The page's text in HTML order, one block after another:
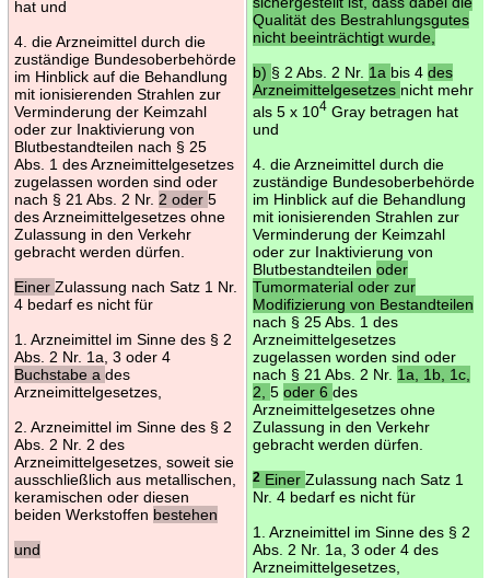
hat und
4. die Arzneimittel durch die
zuständige Bundesoberbehörde
im Hinblick auf die Behandlung
mit ionisierenden Strahlen zur
Verminderung der Keimzahl
oder zur Inaktivierung von
Blutbestandteilen nach § 25
Abs. 1 des Arzneimittelgesetzes
zugelassen worden sind oder
nach § 21 Abs. 2 Nr. 2 oder 5
des Arzneimittelgesetzes ohne
Zulassung in den Verkehr
gebracht werden dürfen.
Einer Zulassung nach Satz 1 Nr.
4 bedarf es nicht für
1. Arzneimittel im Sinne des § 2
Abs. 2 Nr. 1a, 3 oder 4
Buchstabe a des
Arzneimittelgesetzes,
2. Arzneimittel im Sinne des § 2
Abs. 2 Nr. 2 des
Arzneimittelgesetzes, soweit sie
ausschließlich aus metallischen,
keramischen oder diesen
beiden Werkstoffen bestehen
und
Qualität des Bestrahlungsgutes
nicht beeinträchtigt wurde,
b) § 2 Abs. 2 Nr. 1a bis 4 des
Arzneimittelgesetzes nicht mehr
als 5 x 104Gray betragen hat
und
4. die Arzneimittel durch die
zuständige Bundesoberbehörde
im Hinblick auf die Behandlung
mit ionisierenden Strahlen zur
Verminderung der Keimzahl
oder zur Inaktivierung von
Blutbestandteilen oder
Tumormaterial oder zur
Modifizierung von Bestandteilen
nach § 25 Abs. 1 des
Arzneimittelgesetzes
zugelassen worden sind oder
nach § 21 Abs. 2 Nr. 1a, 1b, 1c,
2, 5 oder 6 des
Arzneimittelgesetzes ohne
Zulassung in den Verkehr
gebracht werden dürfen.
2Einer Zulassung nach Satz 1
Nr. 4 bedarf es nicht für
1. Arzneimittel im Sinne des § 2
Abs. 2 Nr. 1a, 3 oder 4 des
Arzneimittelgesetzes,